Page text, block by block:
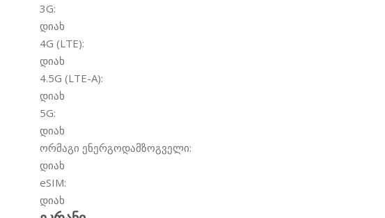
3G:
დიახ
4G (LTE):
დიახ
4.5G (LTE-A):
დიახ
5G:
დიახ
ორმაგი ენერგოდამზოგველი:
დიახ
eSIM:
დიახ